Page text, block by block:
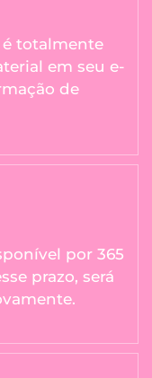
é totalmente
em seu e-
de
por 365
prazo, será